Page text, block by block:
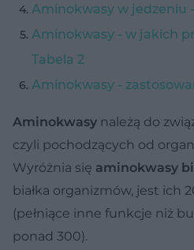
Aminokwasy w jedzeniu -
Aminokwasy - w jakich
Tabela 2
Aminokwasy -
Aminokwasy należą do
czyli pochodzących od
Wyróżnia się aminokwasy
białka organizmów, jest ich
(pełniące inne funkcje niż
ponad 300).